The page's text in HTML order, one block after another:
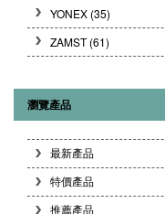
YONEX (35)
ZAMST (61)
瀏覽產品
最新產品
特價產品
推薦產品